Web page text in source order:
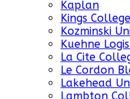
Kaplan
Kings
Kozminski
Kuehne
La Cite
Le Cordon
Lakehead
Lambton